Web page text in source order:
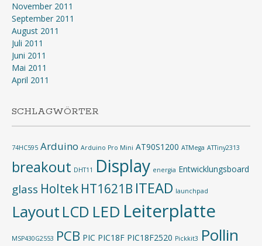
November 2011
September 2011
August 2011
Juli 2011
Juni 2011
Mai 2011
April 2011
SCHLAGWÖRTER
74HC595 Arduino Arduino Pro Mini AT90S1200 ATMega ATTiny2313
breakout DHT11 Display energia Entwicklungsboard
glass Holtek HT1621B ITEAD launchpad
Layout LCD LED Leiterplatte
MSP430G2553 PCB PIC PIC18F PIC18F2520 Pickkit3 Pollin